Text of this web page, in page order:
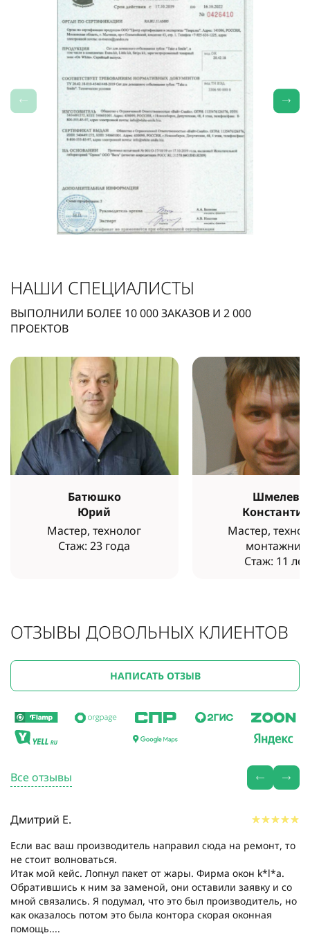
НАШИ СПЕЦИАЛИСТЫ
ВЫПОЛНИЛИ БОЛЕЕ 10 000ЗАКАЗОВ И 2 000
ПРОЕКТОВ
Батюшко
Юрий
Мастер, технолог
Стаж: 23 года
Шмелев
Константин
Мастер,
монтажник
Стаж: 11 лет
ОТЗЫВЫ ДОВОЛЬНЫХ КЛИЕНТОВ
НАПИСАТЬ ОТЗЫВ
Все отзывы
Дмитрий Е.
Если вас ваш производитель направил сюда на ремонт, то
не стоит волноваться.
Итак мой кейс. Лопнул пакет от жары. Фирма окон k*l*a.
Обратившись к ним за заменой, они оставили заявку и со
мной связались. Я подумал, что это был производитель, но
как оказалось потом это была контора скорая оконная
помощь....